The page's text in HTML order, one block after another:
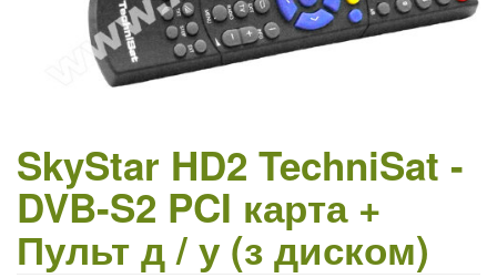
SkyStar HD2 TechniSat -
DVB-S2 PCI карта +
Пульт д / у (з диском)